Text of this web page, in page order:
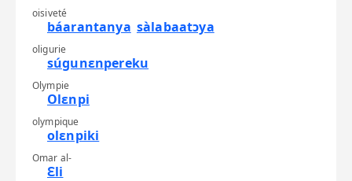
oisiveté
báarantanya sàlabaatɔya
oligurie
súgunɛnpereku
Olympie
Olɛnpi
olympique
olɛnpiki
Omar al-
Ɛli